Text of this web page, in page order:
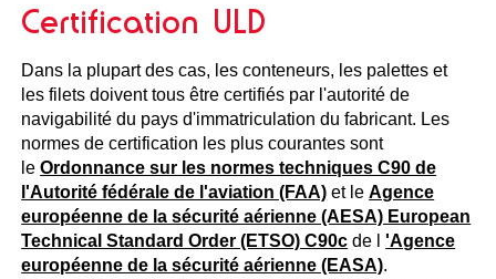
Certification ULD
Dans la plupart des cas, les conteneurs, les palettes et
les filets doivent tous être certifiés par l'autorité de
navigabilité du pays d'immatriculation du fabricant. Les
normes de certification les plus courantes sont
leOrdonnance sur les normes techniques C90 de
l'Autorité fédérale de l'aviation (FAA) et leAgence
européenne de la sécurité aérienne (AESA) European
Technical Standard Order (ETSO) C90c de l'Agence
européenne de la sécurité aérienne (EASA).